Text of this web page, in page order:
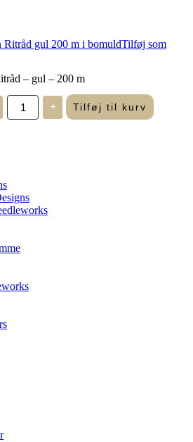
Tilføj som
– gul – 200 m
Gütermann
Ritråd
-
+ Tilføj til kurv